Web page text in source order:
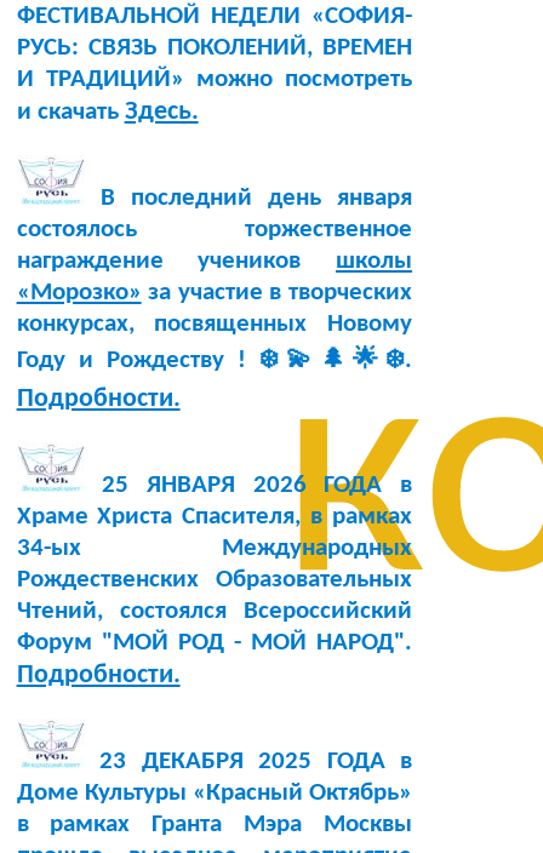
ФЕСТИВАЛЬНОЙ НЕДЕЛИ «СОФИЯ-
РУСЬ: СВЯЗЬ ПОКОЛЕНИЙ, ВРЕМЕН
И ТРАДИЦИЙ» можно посмотреть
и скачать Здесь.
В последний день января
состоялось торжественное
награждение учеников школы
«Морозко» за участие в творческих
конкурсах, посвященных Новому
Году и Рождеству ! ❄️💫🌲🌟❄️.
Подробности.
25 ЯНВАРЯ 2026 ГОДА в
Храме Христа Спасителя, в рамках
34-ых Международных
Рождественских Образовательных
Чтений, состоялся Всероссийский
Форум "МОЙ РОД - МОЙ НАРОД".
Подробности.
23 ДЕКАБРЯ 2025 ГОДА в
Доме Культуры «Красный Октябрь»
в рамках Гранта Мэра Москвы